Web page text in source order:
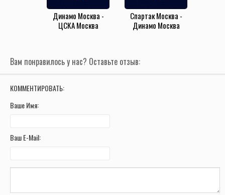
Динамо Москва -
ЦСКА Москва
Спартак Москва -
Динамо Москва
Вам понравилось у нас? Оставьте отзыв:
КОММЕНТИРОВАТЬ:
Ваше Имя:
Ваш E-Mail: